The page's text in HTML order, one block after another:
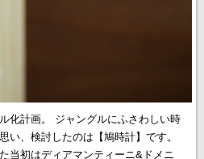
化計画。 ジャングルにふさわしい時
い、検討したのは【鳩時計】です。
当初はディアマンティーニ&ドメニ